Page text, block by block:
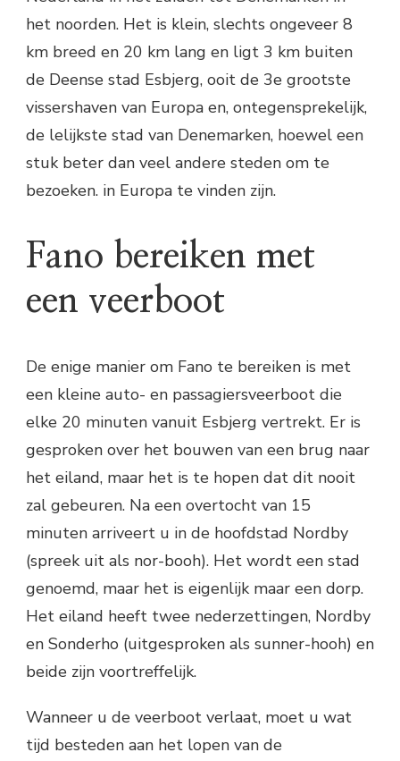
het noorden. Het is klein, slechts ongeveer 8
km breed en 20 km lang en ligt 3 km buiten
de Deense stad Esbjerg, ooit de 3e grootste
vissershaven van Europa en, ontegensprekelijk,
de lelijkste stad van Denemarken, hoewel een
stuk beter dan veel andere steden om te
bezoeken. in Europa te vinden zijn.
Fano bereiken met
een veerboot
De enige manier om Fano te bereiken is met
een kleine auto- en passagiersveerboot die
elke 20 minuten vanuit Esbjerg vertrekt. Er is
gesproken over het bouwen van een brug naar
het eiland, maar het is te hopen dat dit nooit
zal gebeuren. Na een overtocht van 15
minuten arriveert u in de hoofdstad Nordby
(spreek uit als nor-booh). Het wordt een stad
genoemd, maar het is eigenlijk maar een dorp.
Het eiland heeft twee nederzettingen, Nordby
en Sonderho (uitgesproken als sunner-hooh) en
beide zijn voortreffelijk.
Wanneer u de veerboot verlaat, moet u wat
tijd besteden aan het lopen van de